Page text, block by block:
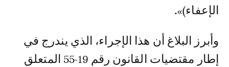
الإعفاء)».
وأبرز البلاغ أن هذا الإجراء، الذي يندرج في
إطار مقتضيات القانون رقم 19-55 المتعلق